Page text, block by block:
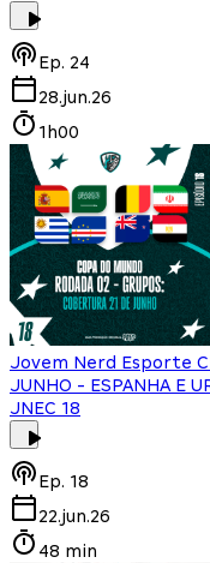
Ep. 24
28.jun.26
1h00
Jovem Nerd Esporte
JUNHO - ESPANHA E
JNEC 18
Ep. 18
22.jun.26
48 min